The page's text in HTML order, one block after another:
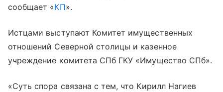
сообщает «КП».
Истцами выступают Комитет имущественных
отношений Северной столицы и казенное
учреждение комитета СПб ГКУ «Имущество СПб».
«Суть спора связана с тем, что Кирилл Нагиев